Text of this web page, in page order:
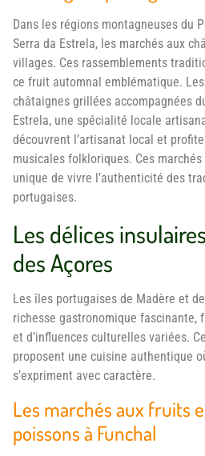
Dans les régions montagneuses du
Serra da Estrela, les marchés aux
villages. Ces rassemblements
ce fruit automnal emblématique.
châtaignes grillées accompagnées
Estrela, une spécialité locale
découvrent l’artisanat local et
musicales folkloriques. Ces
unique de vivre l’authenticité des
portugaises.
Les délices
des Açores
Les îles portugaises de Madère et
richesse gastronomique fascinante,
et d’influences culturelles variées.
proposent une cuisine authentique
s’expriment avec caractère.
Les marchés aux fruits
poissons à Funchal